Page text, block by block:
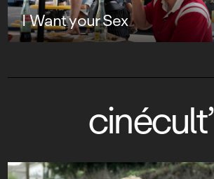
I Want your Sex
cinécult’